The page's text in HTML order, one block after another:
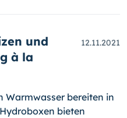
und
à la
12.11.2021
Warmwasser bereiten in
bieten